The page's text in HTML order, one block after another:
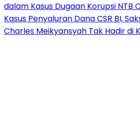
dalam Kasus Dugaan Korupsi NTB
Kasus Penyaluran Dana CSR BI,
Charles Meikyansyah Tak Hadir di